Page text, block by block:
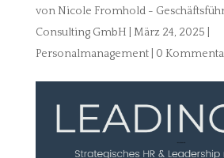
von Nicole Fromhold -
Consulting GmbH
März 24, 2025
Personalmanagement| 0